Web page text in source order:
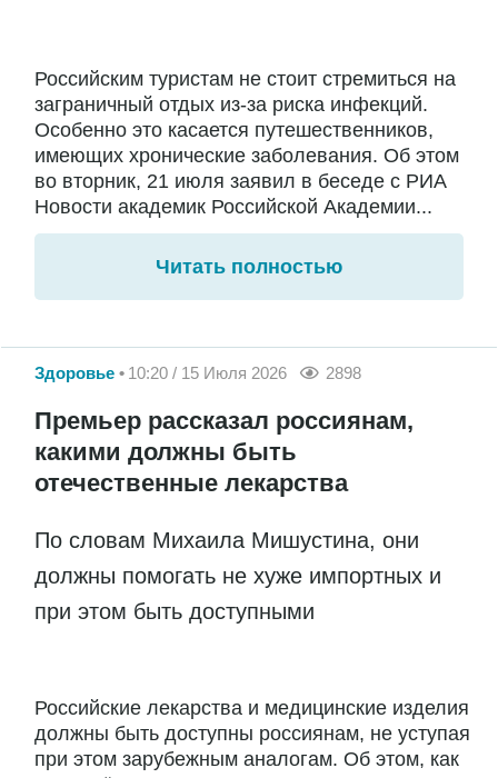
Российским туристам не стоит стремиться на
заграничный отдых из-за риска инфекций.
Особенно это касается путешественников,
имеющих хронические заболевания. Об этом
во вторник, 21 июля заявил в беседе с РИА
Новости академик Российской Академии...
Читать полностью
Здоровье 10:20 / 15 Июля 2026 2898
Премьер рассказал россиянам,
какими должны быть
отечественные лекарства
По словам Михаила Мишустина, они
должны помогать не хуже импортных и
при этом быть доступными
Российские лекарства и медицинские изделия
должны быть доступны россиянам, не уступая
при этом зарубежным аналогам. Об этом, как